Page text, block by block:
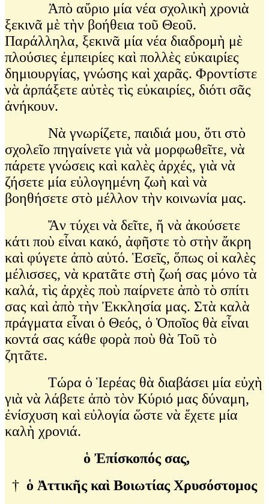
Ἀπὸ αὔριο μία νέα σχολικὴ χρονιὰ
ξεκινᾶ μὲ τὴν βοήθεια τοῦ Θεοῦ.
Παράλληλα, ξεκινᾶ μία νέα διαδρομὴ μὲ
πλούσιες ἐμπειρίες καὶ πολλὲς εὐκαιρίες
δημιουργίας, γνώσης καὶ χαρᾶς. Φροντίστε
νὰ ἀρπάξετε αὐτὲς τὶς εὐκαιρίες, διότι σᾶς
ἀνήκουν.
Νὰ γνωρίζετε, παιδιά μου, ὅτι στὸ
σχολεῖο πηγαίνετε γιὰ νὰ μορφωθεῖτε, νὰ
πάρετε γνώσεις καὶ καλὲς ἀρχές, γιὰ νὰ
ζήσετε μία εὐλογημένη ζωὴ καὶ νὰ
βοηθήσετε στὸ μέλλον τὴν κοινωνία μας.
Ἄν τύχει νὰ δεῖτε, ἤ νὰ ἀκούσετε
κάτι ποὺ εἶναι κακό, ἀφῆστε τὸ στὴν ἄκρη
καὶ φύγετε ἀπὸ αὐτό. Ἑσεῖς, ὅπως οἱ καλὲς
μέλισσες, νὰ κρατᾶτε στὴ ζωή σας μόνο τὰ
καλά, τὶς ἀρχὲς ποὺ παίρνετε ἀπὸ τὸ σπίτι
σας καὶ ἀπὸ τὴν Ἐκκλησία μας. Στὰ καλὰ
πράγματα εἶναι ὁ Θεός, ὁ Ὁποῖος θὰ εἶναι
κοντά σας κάθε φορὰ ποὺ θὰ Τοῦ τὸ
ζητᾶτε.
Τώρα ὁ Ἱερέας θὰ διαβάσει μία εὐχὴ
γιὰ νὰ λάβετε ἀπὸ τὸν Κύριό μας δύναμη,
ἐνίσχυση καὶ εὐλογία ὥστε νὰ ἔχετε μία
καλὴ χρονιά.
ὁ Ἐπίσκοπός σας,
† ὁ Ἀττικῆς καὶ Βοιωτίας Χρυσόστομος